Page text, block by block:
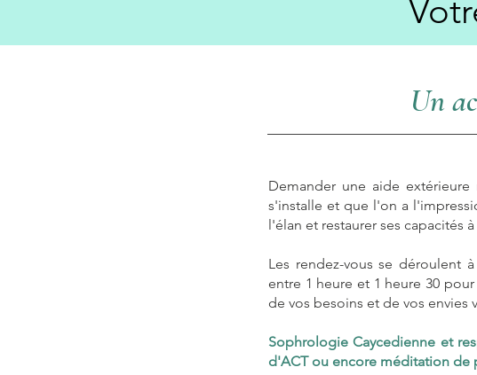
Un
Demander une aide
s'installe et que l'on a
l'élan et restaurer ses capacités
Les rendez-vous se déroulent
entre 1 heure et 1 heure 30
de vos besoins et de vos envies
Sophrologie Caycedienne et
d'ACT ou encore méditation de